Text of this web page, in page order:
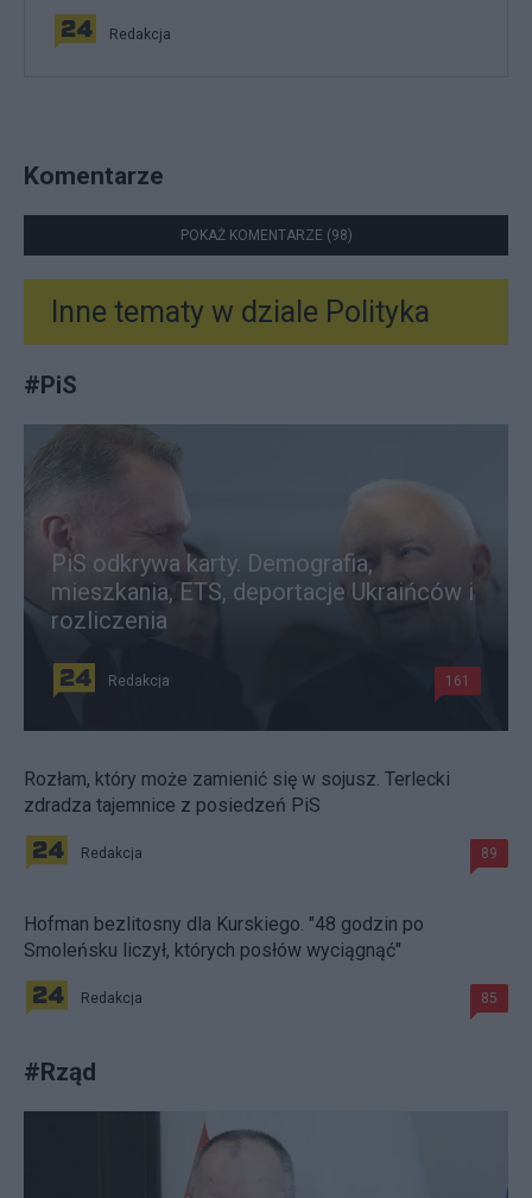
Redakcja
Komentarze
POKAŻ KOMENTARZE (98)
Inne tematy w dziale Polityka
#PiS
PiS odkrywa karty. Demografia,
mieszkania, ETS, deportacje Ukraińców i
rozliczenia
Redakcja 161
Rozłam, który może zamienić się w sojusz. Terlecki
zdradza tajemnice z posiedzeń PiS
Redakcja 89
Hofman bezlitosny dla Kurskiego. "48 godzin po
Smoleńsku liczył, których posłów wyciągnąć"
Redakcja 85
#Rząd